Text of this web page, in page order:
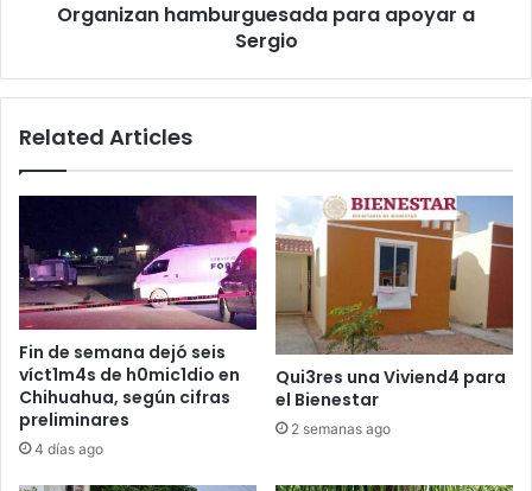
Organizan hamburguesada para apoyar a
Sergio
Related Articles
Fin de semana dejó seis
víct1m4s de h0mic1dio en
Chihuahua, según cifras
preliminares
4 días ago
Qui3res una Viviend4 para
el Bienestar
2 semanas ago